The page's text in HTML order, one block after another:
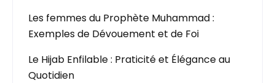
Les femmes du Prophète Muhammad :
Exemples de Dévouement et de Foi
Le Hijab Enfilable : Praticité et Élégance au
Quotidien